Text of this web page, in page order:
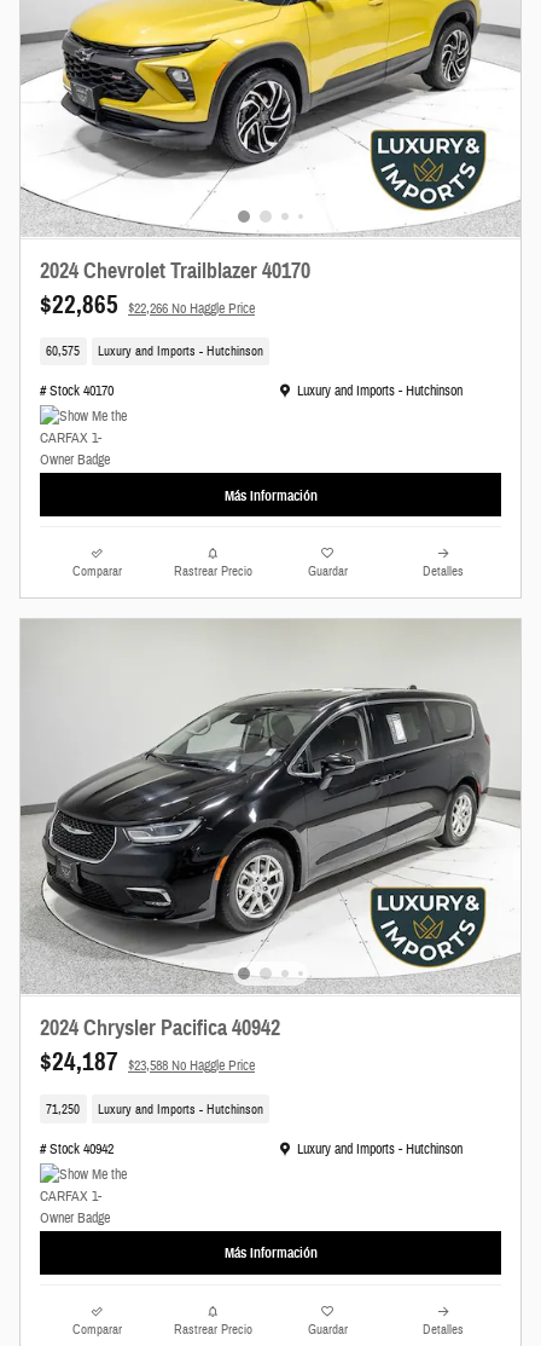
2024 Chevrolet Trailblazer 40170
$22,865 $22,266 No Haggle Price
60,575 Luxury and Imports - Hutchinson
# Stock 40170 Ubicación: Luxury and Imports - Hutchinson
Luxury and Imports - Hutchinson
Más Información
Comparar Rastrear Precio Guardar Detalles
2024 Chrysler Pacifica 40942
$24,187 $23,588 No Haggle Price
71,250 Luxury and Imports - Hutchinson
# Stock 40942 Ubicación: Luxury and Imports - Hutchinson
Luxury and Imports - Hutchinson
Más Información
Comparar Rastrear Precio Guardar Detalles